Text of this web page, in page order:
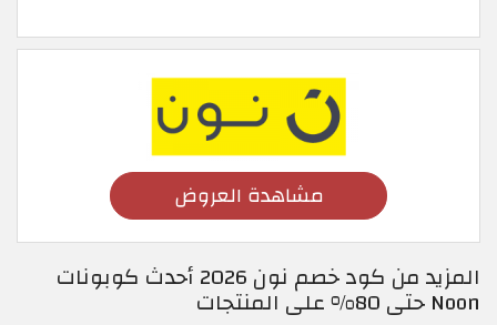
مشاهدة العروض
المزيد من كود خصم نون 2026 أحدث كوبونات
Noon حتى 80% على المنتجات